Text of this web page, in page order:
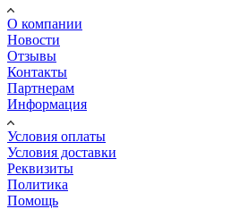
О компании
Новости
Отзывы
Контакты
Партнерам
Информация
Условия оплаты
Условия доставки
Реквизиты
Политика
Помощь